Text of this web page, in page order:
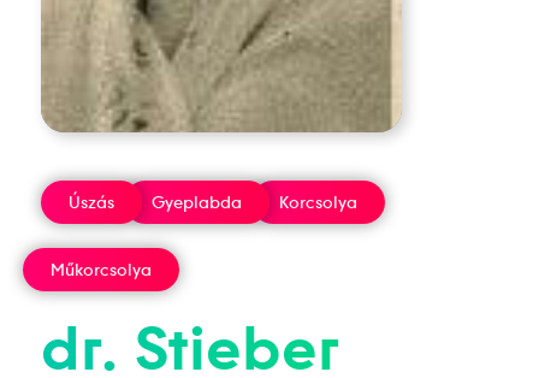
Úszás Gyeplabda Korcsolya
Műkorcsolya
dr. Stieber